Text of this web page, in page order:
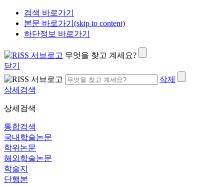
검색 바로가기
본문 바로가기(skip to content)
하단정보 바로가기
무엇을 찾고 계세요?
닫기
삭제
상세검색
상세검색
통합검색
국내학술논문
학위논문
해외학술논문
학술지
단행본